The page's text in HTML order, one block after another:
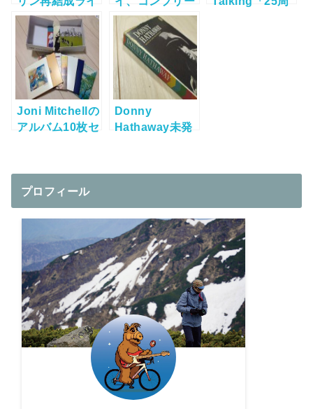
ブアルバ
ム”Celebration
Day”が熱い！
トボックスセッ
ト”Someday
We’ll All Be
Free”購入し
た！
Joni Mitchellの
アルバム10枚セ
1968-1979″が
オトクすぎる！
Donny
Hathaway未発
Love – The
プロフィール